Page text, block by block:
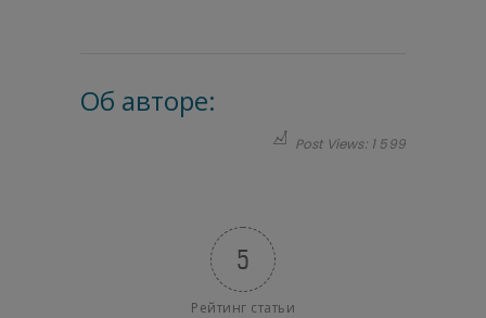
Об авторе:
Post Views: 1 599
5
Рейтинг статьи